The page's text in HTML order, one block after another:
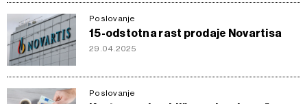
Poslovanje
15-odstotna rast prodaje Novartisa
29.04.2025
Poslovanje